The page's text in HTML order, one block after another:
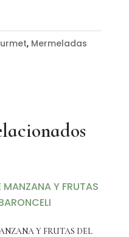
, Mermeladas
Y FRUTAS DEL